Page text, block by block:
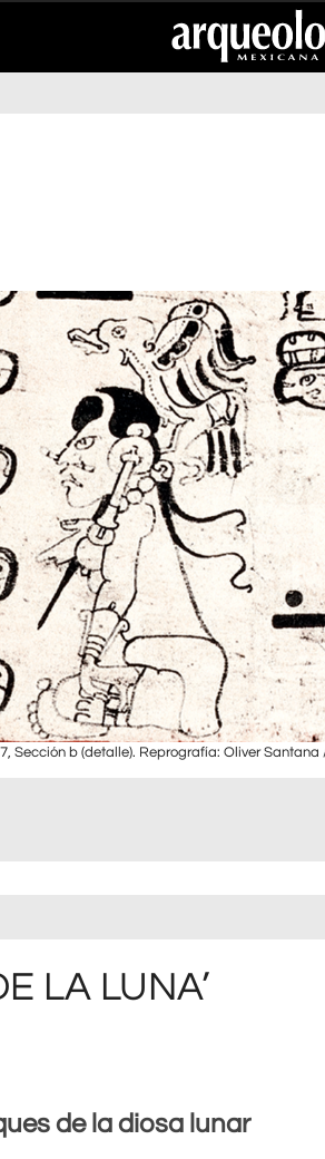
Sección b (detalle). Reprografía: Oliver Santana
LA LUNA’
de la diosa lunar